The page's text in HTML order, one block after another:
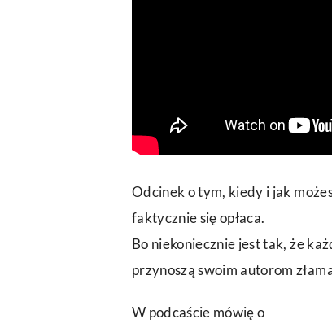
Odcinek o tym, kiedy i jak
faktycznie się opłaca.
Bo niekoniecznie jest tak, że
przynoszą swoim autorom
W podcaście mówię o